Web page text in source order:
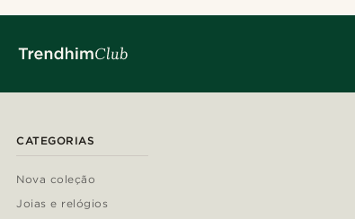
CATEGORIAS
Nova coleção
Joias e relógios